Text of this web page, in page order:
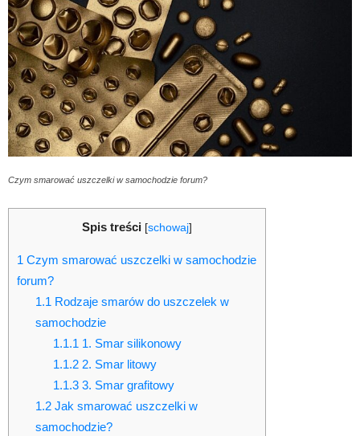
Czym smarować uszczelki w samochodzie forum?
Spis treści [schowaj]
1 Czym smarować uszczelki w samochodzie
forum?
1.1 Rodzaje smarów do uszczelek w
samochodzie
1.1.1 1. Smar silikonowy
1.1.2 2. Smar litowy
1.1.3 3. Smar grafitowy
1.2Jak smarować uszczelki w
samochodzie?